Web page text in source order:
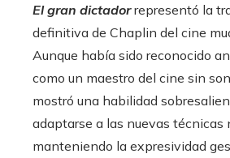
El gran dictadorrepresentó la
definitiva de Chaplin del cine
Aunque había sido reconocido
como un maestro del cine sin
mostró una habilidad
adaptarse a las nuevas técnicas
manteniendo la expresividad